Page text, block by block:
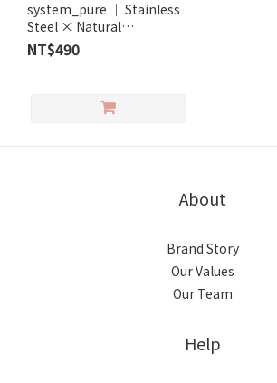
system_pure │ Stainless
Steel × Natural
Aquamarine Necklace
NT$490
About
Brand Story
Our Values
Our Team
Help